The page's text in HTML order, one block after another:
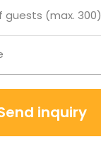
guests (max. 300)
inquiry